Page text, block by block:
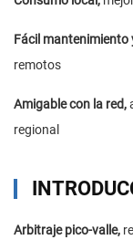
Fácil mantenimiento
remotos
Amigable con la red,
regional
Arbitraje pico-valle,